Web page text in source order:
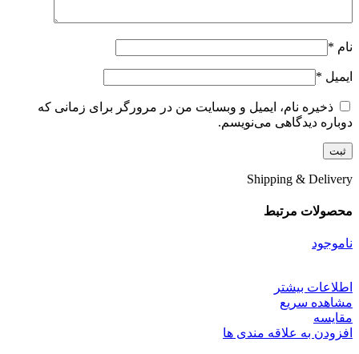
نام *
ایمیل *
ذخیره نام، ایمیل و وبسایت من در مرورگر برای زمانی که
دوباره دیدگاهی می‌نویسم.
Shipping & Delivery
محصولات مرتبط
ناموجود
اطلاعات بیشتر
مشاهده سریع
مقایسه
افزودن به علاقه مندی ها